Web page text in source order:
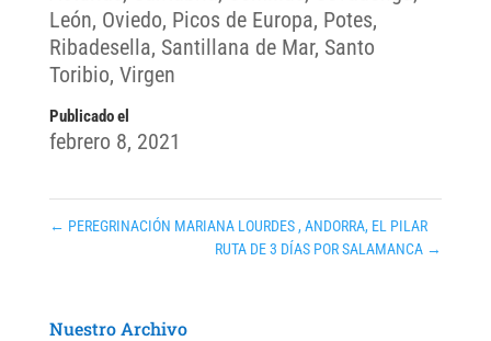
León, Oviedo, Picos de Europa, Potes,
Ribadesella, Santillana de Mar, Santo
Toribio, Virgen
Publicado el
febrero 8, 2021
← PEREGRINACIÓN MARIANA LOURDES , ANDORRA, EL PILAR
RUTA DE 3 DÍAS POR SALAMANCA →
Nuestro Archivo